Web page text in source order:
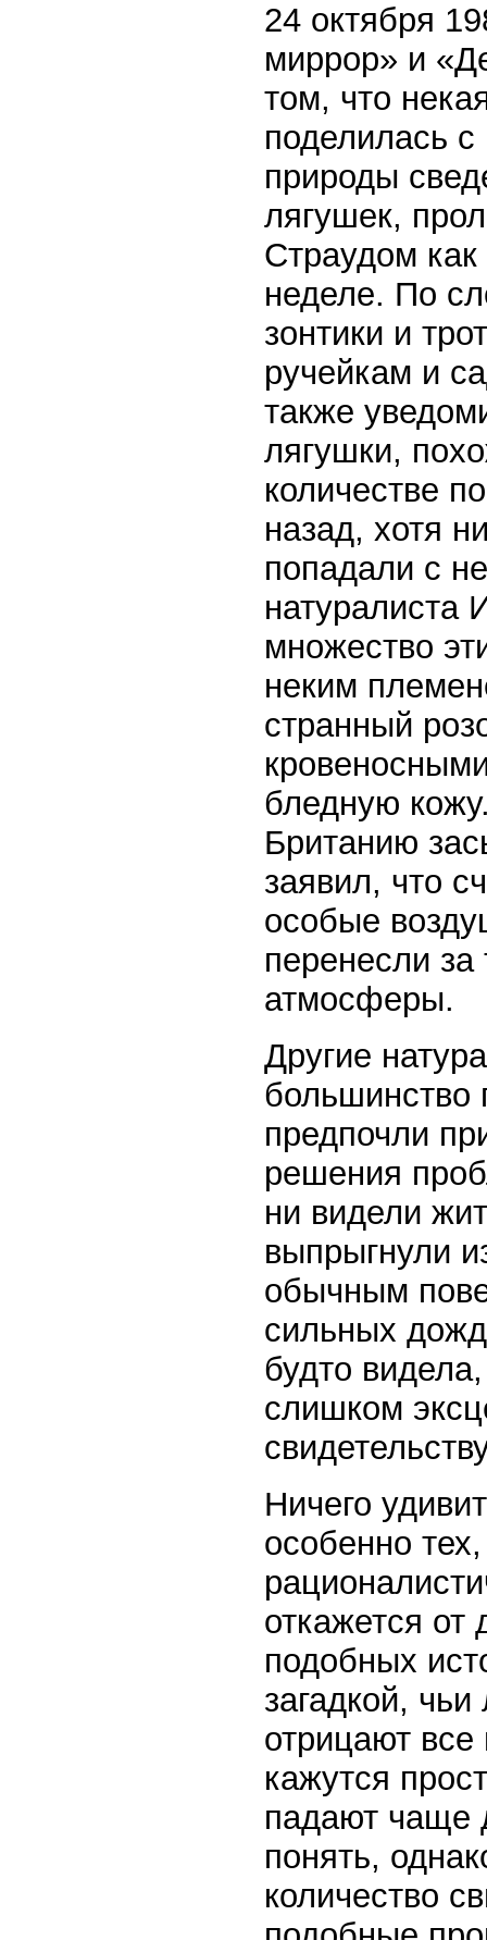
24 октября
миррор» и
том, что
поделилась с
природы
лягушек,
Страудом
неделе. По
зонтики и
ручейкам и
также
лягушки,
количестве
назад, хотя
попадали с
натуралиста
множество
неким
странный
бледную
Британию
заявил, что
особые
перенесли
атмосферы.
Другие
большинство
предпочли
решения
ни видели
выпрыгнули
обычным
сильных
будто
слишком
Ничего
особенно
откажется от
подобных
загадкой,
отрицают
кажутся
падают чаще
понять,
количество